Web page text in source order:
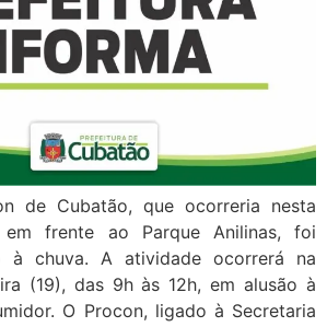
de Cubatão, que ocorreria nesta
em frente ao Parque Anilinas, foi
à chuva. A atividade ocorrerá na
(19), das 9h às 12h, em alusão à
O Procon, ligado à Secretaria